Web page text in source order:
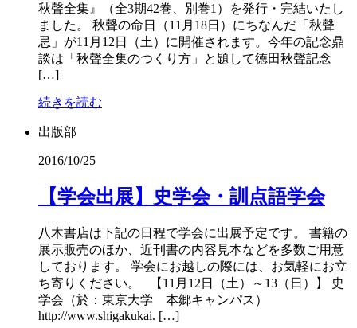
秋聲全集』（全3期42巻、別巻1）を発行・完結いたし
ました。 秋聲の命日（11月18日）にちなんだ「秋聲
忌」が11月12日（土）に開催されます。今年の記念鼎
談は「秋聲全集のつくり方」と題して徳田秋聲記念
[…]
続きを読む
出版部
2016/10/25
【学会出展】史学会・訓点語学会
八木書店は下記の日程で学会に出展予定です。 書籍の
展示販売のほか、近刊書の内容見本などを多数ご用意
しております。 学会にお越しの際には、お気軽にお立
ち寄りください。 【11月12日（土）～13（日）】 史
学会（於：東京大学 本郷キャンパス）
http://www.shigakukai. […]